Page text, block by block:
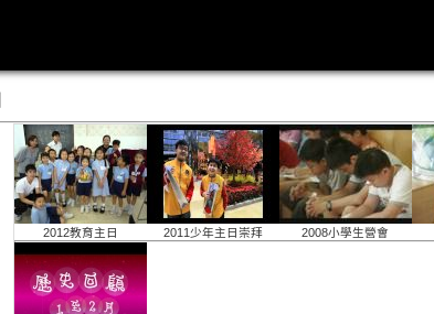
2012教育主日 2011少年主日崇拜 2008小學生營會